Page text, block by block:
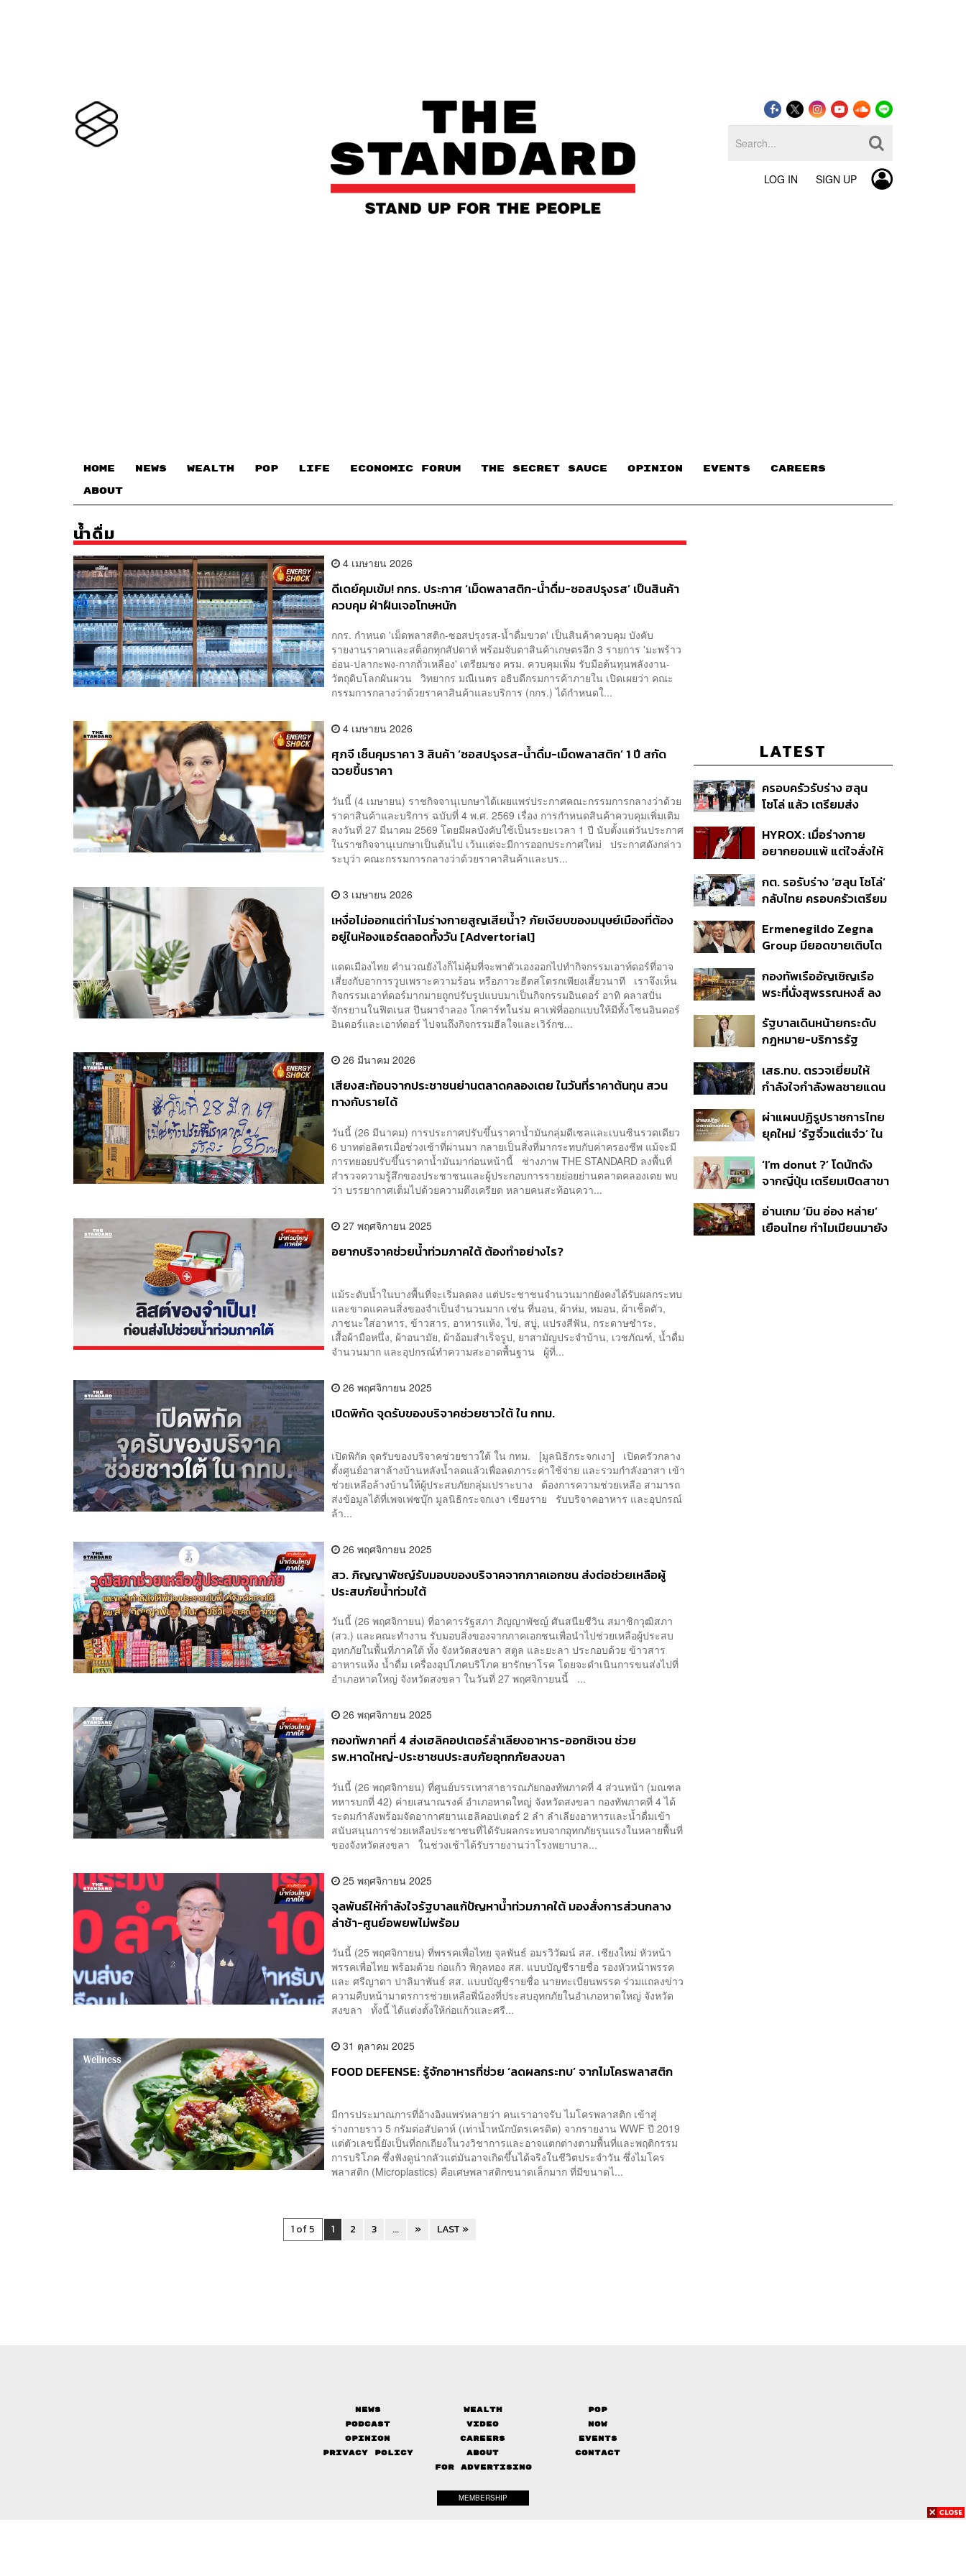
LOG IN SIGN UP
HOME NEWS WEALTH POP LIFE ECONOMIC FORUM THE SECRET SAUCE​ OPINION EVENTS CAREERS
ABOUT
น้ำดื่ม
4 เมษายน 2026
ดีเดย์คุมเข้ม! กกร. ประกาศ ‘เม็ดพลาสติก-น้ำดื่ม-ซอสปรุงรส’ เป็นสินค้า
ควบคุม ฝ่าฝืนเจอโทษหนัก
กกร. กำหนด 'เม็ดพลาสติก-ซอสปรุงรส-น้ำดื่มขวด' เป็นสินค้าควบคุม บังคับ
รายงานราคาและสต็อกทุกสัปดาห์ พร้อมจับตาสินค้าเกษตรอีก 3 รายการ 'มะพร้าว
อ่อน-ปลากะพง-กากถั่วเหลือง' เตรียมชง ครม. ควบคุมเพิ่ม รับมือต้นทุนพลังงาน-
วัตถุดิบโลกผันผวน วิทยากร มณีเนตร อธิบดีกรมการค้าภายใน เปิดเผยว่า คณะ
กรรมการกลางว่าด้วยราคาสินค้าและบริการ (กกร.) ได้กำหนดใ...
4 เมษายน 2026
ศุภจี เซ็นคุมราคา 3 สินค้า ‘ซอสปรุงรส-น้ำดื่ม-เม็ดพลาสติก’ 1 ปี สกัด
ฉวยขึ้นราคา
วันนี้ (4 เมษายน) ราชกิจจานุเบกษาได้เผยแพร่ประกาศคณะกรรมการกลางว่าด้วย
ราคาสินค้าและบริการ ฉบับที่ 4 พ.ศ. 2569 เรื่อง การกำหนดสินค้าควบคุมเพิ่มเติม
ลงวันที่ 27 มีนาคม 2569 โดยมีผลบังคับใช้เป็นระยะเวลา 1 ปี นับตั้งแต่วันประกาศ
ในราชกิจจานุเบกษาเป็นต้นไป เว้นแต่จะมีการออกประกาศใหม่ ประกาศดังกล่าว
ระบุว่า คณะกรรมการกลางว่าด้วยราคาสินค้าและบร...
3 เมษายน 2026
เหงื่อไม่ออกแต่ทำไมร่างกายสูญเสียน้ำ? ภัยเงียบของมนุษย์เมืองที่ต้อง
อยู่ในห้องแอร์ตลอดทั้งวัน [Advertorial]
แดดเมืองไทย คำนวณยังไงก็ไม่คุ้มที่จะพาตัวเองออกไปทำกิจกรรมเอาท์ดอร์ที่อาจ
เสี่ยงกับอาการวูบเพราะความร้อน หรือภาวะฮีตสโตรกเพียงเสี้ยวนาที เราจึงเห็น
กิจกรรมเอาท์ดอร์มากมายถูกปรับรูปแบบมาเป็นกิจกรรมอินดอร์ อาทิ คลาสปั่น
จักรยานในฟิตเนส ปีนผาจำลอง โกคาร์ทในร่ม คาเฟ่ที่ออกแบบให้มีทั้งโซนอินดอร์
อินดอร์และเอาท์ดอร์ ไปจนถึงกิจกรรมฮีลใจและเวิร์กช...
26 มีนาคม 2026
เสียงสะท้อนจากประชาชนย่านตลาดคลองเตย ในวันที่ราคาต้นทุน สวน
ทางกับรายได้
วันนี้ (26 มีนาคม) การประกาศปรับขึ้นราคาน้ำมันกลุ่มดีเซลและเบนซินรวดเดียว
6 บาทต่อลิตรเมื่อช่วงเช้าที่ผ่านมา กลายเป็นสิ่งที่มากระทบกับค่าครองชีพ แม้จะมี
การทยอยปรับขึ้นราคาน้ำมันมาก่อนหน้านี้ ช่างภาพ THE STANDARD ลงพื้นที่
สำรวจความรู้สึกของประชาชนและผู้ประกอบการรายย่อยย่านตลาดคลองเตย พบ
ว่า บรรยากาศเต็มไปด้วยความตึงเครียด หลายคนสะท้อนควา...
27 พฤศจิกายน 2025
อยากบริจาคช่วยน้ำท่วมภาคใต้ ต้องทำอย่างไร?
แม้ระดับน้ำในบางพื้นที่จะเริ่มลดลง แต่ประชาชนจำนวนมากยังคงได้รับผลกระทบ
และขาดแคลนสิ่งของจำเป็นจำนวนมาก เช่น ที่นอน, ผ้าห่ม, หมอน, ผ้าเช็ดตัว,
ภาชนะใส่อาหาร, ข้าวสาร, อาหารแห้ง, ไข่, สบู่, แปรงสีฟัน, กระดาษชำระ,
เสื้อผ้ามือหนึ่ง, ผ้าอนามัย, ผ้าอ้อมสำเร็จรูป, ยาสามัญประจำบ้าน, เวชภัณฑ์, น้ำดื่ม
จำนวนมาก และอุปกรณ์ทำความสะอาดพื้นฐาน ผู้ที่...
26 พฤศจิกายน 2025
เปิดพิกัด จุดรับของบริจาคช่วยชาวใต้ ใน กทม.
เปิดพิกัด จุดรับของบริจาคช่วยชาวใต้ ใน กทม. [มูลนิธิกระจกเงา] เปิดครัวกลาง
ตั้งศูนย์อาสาล้างบ้านหลังน้ำลดแล้วเพื่อลดภาระค่าใช้จ่าย และรวมกำลังอาสา เข้า
ช่วยเหลือล้างบ้านให้ผู้ประสบภัยกลุ่มเปราะบาง ต้องการความช่วยเหลือ สามารถ
ส่งข้อมูลได้ที่เพจเฟซบุ๊ก มูลนิธิกระจกเงา เชียงราย รับบริจาคอาหาร และอุปกรณ์
ล้า...
26 พฤศจิกายน 2025
สว. ภิญญาพัชญ์รับมอบของบริจาคจากภาคเอกชน ส่งต่อช่วยเหลือผู้
ประสบภัยน้ำท่วมใต้
วันนี้ (26 พฤศจิกายน) ที่อาคารรัฐสภา ภิญญาพัชญ์ ศันสนียชีวิน สมาชิกวุฒิสภา
(สว.) และคณะทำงาน รับมอบสิ่งของจากภาคเอกชนเพื่อนำไปช่วยเหลือผู้ประสบ
อุทกภัยในพื้นที่ภาคใต้ ทั้ง จังหวัดสงขลา สตูล และยะลา ประกอบด้วย ข้าวสาร
อาหารแห้ง น้ำดื่ม เครื่องอุปโภคบริโภค ยารักษาโรค โดยจะดำเนินการขนส่งไปที่
อำเภอหาดใหญ่ จังหวัดสงขลา ในวันที่ 27 พฤศจิกายนนี้ ...
26 พฤศจิกายน 2025
กองทัพภาคที่ 4 ส่งเฮลิคอปเตอร์ลำเลียงอาหาร-ออกซิเจน ช่วย
รพ.หาดใหญ่-ประชาชนประสบภัยอุทกภัยสงขลา
วันนี้ (26 พฤศจิกายน) ที่ศูนย์บรรเทาสาธารณภัยกองทัพภาคที่ 4 ส่วนหน้า (มณฑล
ทหารบกที่ 42) ค่ายเสนาณรงค์ อำเภอหาดใหญ่ จังหวัดสงขลา กองทัพภาคที่ 4 ได้
ระดมกำลังพร้อมจัดอากาศยานเฮลิคอปเตอร์ 2 ลำ ลำเลียงอาหารและน้ำดื่มเข้า
สนับสนุนการช่วยเหลือประชาชนที่ได้รับผลกระทบจากอุทกภัยรุนแรงในหลายพื้นที่
ของจังหวัดสงขลา ในช่วงเช้าได้รับรายงานว่าโรงพยาบาล...
25 พฤศจิกายน 2025
จุลพันธ์ให้กำลังใจรัฐบาลแก้ปัญหาน้ำท่วมภาคใต้ มองสั่งการส่วนกลาง
ล่าช้า-ศูนย์อพยพไม่พร้อม
วันนี้ (25 พฤศจิกายน) ที่พรรคเพื่อไทย จุลพันธ์ อมรวิวัฒน์ สส. เชียงใหม่ หัวหน้า
พรรคเพื่อไทย พร้อมด้วย ก่อแก้ว พิกุลทอง สส. แบบบัญชีรายชื่อ รองหัวหน้าพรรค
และ ศรีญาดา ปาลิมาพันธ์ สส. แบบบัญชีรายชื่อ นายทะเบียนพรรค ร่วมแถลงข่าว
ความคืบหน้ามาตรการช่วยเหลือพี่น้องที่ประสบอุทกภัยในอำเภอหาดใหญ่ จังหวัด
สงขลา ทั้งนี้ ได้แต่งตั้งให้ก่อแก้วและศรี...
31 ตุลาคม 2025
FOOD DEFENSE: รู้จักอาหารที่ช่วย ‘ลดผลกระทบ’ จากไมโครพลาสติก
มีการประมาณการที่อ้างอิงแพร่หลายว่า คนเราอาจรับ ไมโครพลาสติก เข้าสู่
ร่างกายราว 5 กรัมต่อสัปดาห์ (เท่าน้ำหนักบัตรเครดิต) จากรายงาน WWF ปี 2019
แต่ตัวเลขนี้ยังเป็นที่ถกเถียงในวงวิชาการและอาจแตกต่างตามพื้นที่และพฤติกรรม
การบริโภค ซึ่งฟังดูน่ากลัวแต่มันอาจเกิดขึ้นได้จริงในชีวิตประจำวัน ซึ่งไมโคร
พลาสติก (Microplastics) คือเศษพลาสติกขนาดเล็กมาก ที่มีขนาดไ...
1 of 5 1 2 3 ... » LAST »
LATEST
ครอบครัวรับร่าง ฮลุน
โซโล่ แล้ว เตรียมส่ง
ชีวิต
HYROX: เมื่อร่างกาย
อยากยอมแพ้ แต่ใจสั่งให้
Self-Commitment ที่น่า
ลอง
กต. รอรับร่าง ‘ฮลุน โซโล่’
กลับไทย ครอบครัวเตรียม
Ermenegildo Zegna
Group มียอดขายเติบโต
ของปีนี้
กองทัพเรืออัญเชิญเรือ
พระที่นั่งสุพรรณหงส์ ลง
พยุหยาตราทางชลมารค ปี
2569
รัฐบาลเดินหน้ายกระดับ
กฎหมาย-บริการรัฐ
หลากหลายทางเพศ ดัน
ความเท่าเทียมตั้งแต่
ทำงาน
เสธ.ทบ. ตรวจเยี่ยมให้
กำลังใจกำลังพลชายแดน
รักษาความสงบ-สร้าง
สันติสุข
ผ่าแผนปฏิรูปราชการไทย
ยุคใหม่ ‘รัฐจิ๋วแต่แจ๋ว’ ใน
‘I’m donut ?’ โดนัทดัง
จากญี่ปุ่น เตรียมเปิดสาขา
อ่านเกม ‘มิน อ่อง หล่าย’
เยือนไทย ทำไมเมียนมายัง
News Wealth
Pop
Podcast
Video
Now
Opinion
Careers
Events
Privacy Policy
About
Contact
FOR ADVERTISING
MEMBERSHIP